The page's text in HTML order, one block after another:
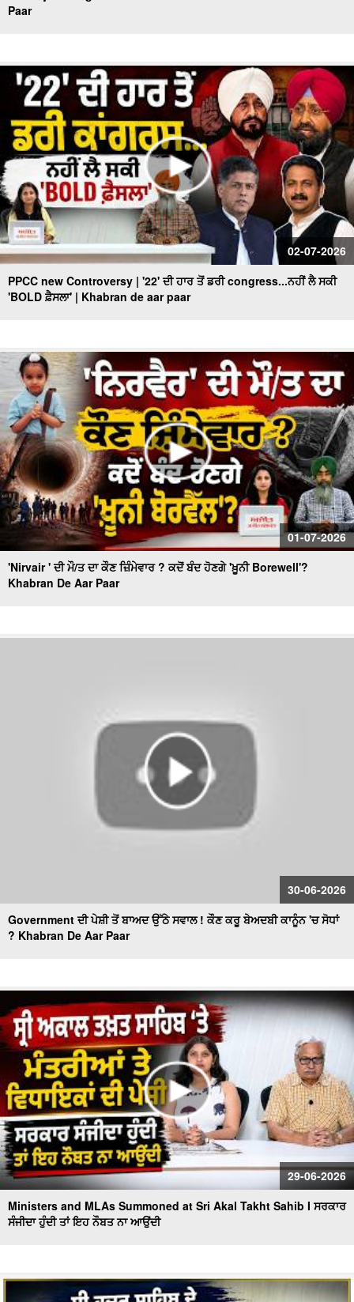
Paar
02-07-2026
PPCC new Controversy | '22' ਦੀ ਹਾਰ ਤੋਂ ਡਰੀ congress...ਨਹੀਂ ਲੈ ਸਕੀ
'BOLD ਫ਼ੈਸਲਾ' | Khabran de aar paar
01-07-2026
'Nirvair ' ਦੀ ਮੌ/ਤ ਦਾ ਕੌਣ ਜ਼ਿੰਮੇਵਾਰ ? ਕਦੋਂ ਬੰਦ ਹੋਣਗੇ 'ਖ਼ੂਨੀ Borewell'?
Khabran De Aar Paar
30-06-2026
Government ਦੀ ਪੇਸ਼ੀ ਤੋਂ ਬਾਅਦ ਉੱਠੇ ਸਵਾਲ ! ਕੌਣ ਕਰੂ ਬੇਅਦਬੀ ਕਾਨੂੰਨ 'ਚ ਸੋਧਾਂ
? Khabran De Aar Paar
29-06-2026
Ministers and MLAs Summoned at Sri Akal Takht Sahib I ਸਰਕਾਰ
ਸੰਜੀਦਾ ਹੁੰਦੀ ਤਾਂ ਇਹ ਨੌਬਤ ਨਾ ਆਉਂਦੀ